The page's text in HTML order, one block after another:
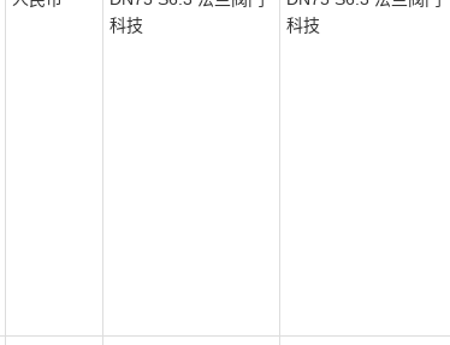
科技
科技